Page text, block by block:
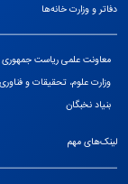
دفاتر و وزارت خانه‌ها
معاونت علمی ریاست جمهوری
وزارت علوم، تحقیقات و فناوری
بنیاد نخبگان
لینک‌های مهم